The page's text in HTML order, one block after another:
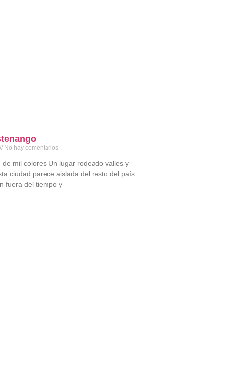
No hay comentarios
de mil colores Un lugar rodeado valles y
ciudad parece aislada del resto del país
fuera del tiempo y